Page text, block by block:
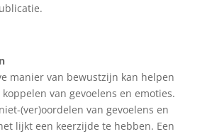
manier van bewustzijn kan helpen
van gevoelens en emoties.
(ver)oordelen van gevoelens en
lijkt een keerzijde te hebben. Een